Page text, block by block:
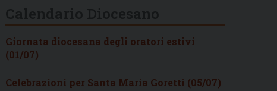
Giornata diocesana degli oratori estivi
(01/07)
Celebrazioni per Santa Maria Goretti (05/07)